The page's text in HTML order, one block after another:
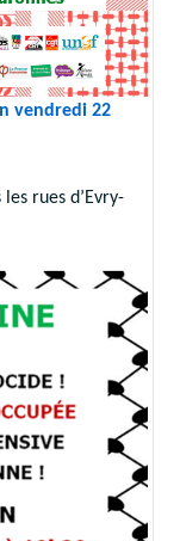
vendredi 22
rues d’Evry-